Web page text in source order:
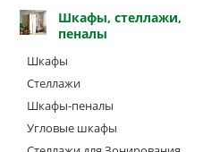
Шкафы, стеллажи,
пеналы
Шкафы
Стеллажи
Шкафы-пеналы
Угловые шкафы